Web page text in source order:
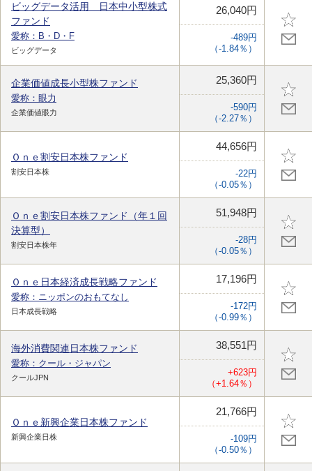
ビッグデータ活用 日本中小型株式
ファンド
愛称：B・D・F
ビッグデータ
26,040円
-489円
（-1.84％）
企業価値成長小型株ファンド
愛称：眼力
企業価値眼力
25,360円
-590円
（-2.27％）
Ｏｎｅ割安日本株ファンド
割安日本株
44,656円
-22円
（-0.05％）
Ｏｎｅ割安日本株ファンド（年１回
決算型）
割安日本株年
51,948円
-28円
（-0.05％）
Ｏｎｅ日本経済成長戦略ファンド
愛称：ニッポンのおもてなし
日本成長戦略
17,196円
-172円
（-0.99％）
海外消費関連日本株ファンド
愛称：クール・ジャパン
クールJPN
38,551円
+623円
（+1.64％）
Ｏｎｅ新興企業日本株ファンド
新興企業日株
21,766円
-109円
（-0.50％）